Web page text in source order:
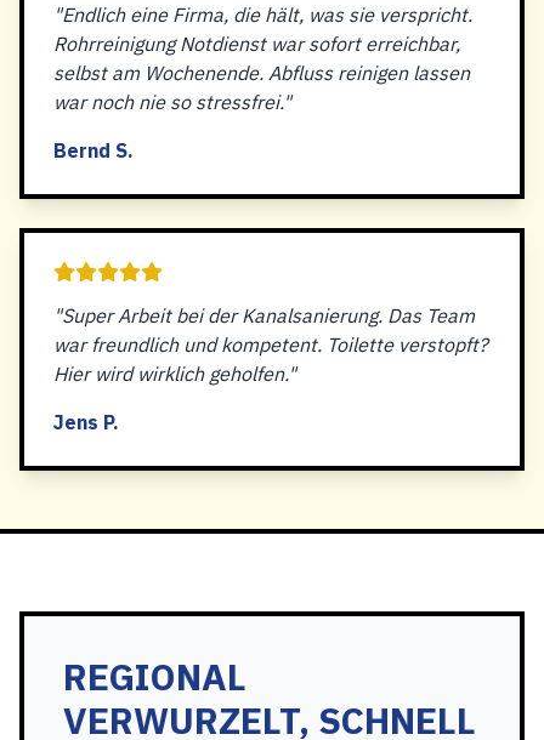
"Endlich eine Firma, die hält, was sie verspricht.
Rohrreinigung Notdienst war sofort erreichbar,
selbst am Wochenende. Abfluss reinigen lassen
war noch nie so stressfrei."
Bernd S.
"Super Arbeit bei der Kanalsanierung. Das Team
war freundlich und kompetent. Toilette verstopft?
Hier wird wirklich geholfen."
Jens P.
REGIONAL
VERWURZELT, SCHNELL